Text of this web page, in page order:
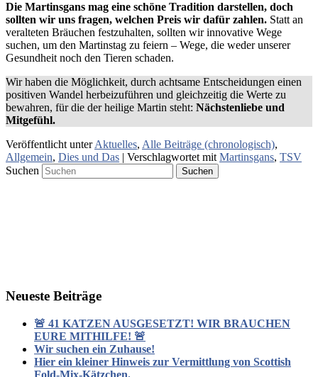
Die Martinsgans mag eine schöne Tradition darstellen, doch
sollten wir uns fragen, welchen Preis wir dafür zahlen. Statt an
veralteten Bräuchen festzuhalten, sollten wir innovative Wege
suchen, um den Martinstag zu feiern – Wege, die weder unserer
Gesundheit noch den Tieren schaden.
Wir haben die Möglichkeit, durch achtsame Entscheidungen einen
positiven Wandel herbeizuführen und gleichzeitig die Werte zu
bewahren, für die der heilige Martin steht: Nächstenliebe und
Mitgefühl.
Veröffentlicht unter Aktuelles, Alle Beiträge (chronologisch),
Allgemein, Dies und Das | Verschlagwortet mit Martinsgans, TSV
Suchen
Neueste Beiträge
🚨 41 KATZEN AUSGESETZT! WIR BRAUCHEN
EURE MITHILFE! 🚨
Wir suchen ein Zuhause!
Hier ein kleiner Hinweis zur Vermittlung von Scottish
Fold-Mix-Kätzchen.